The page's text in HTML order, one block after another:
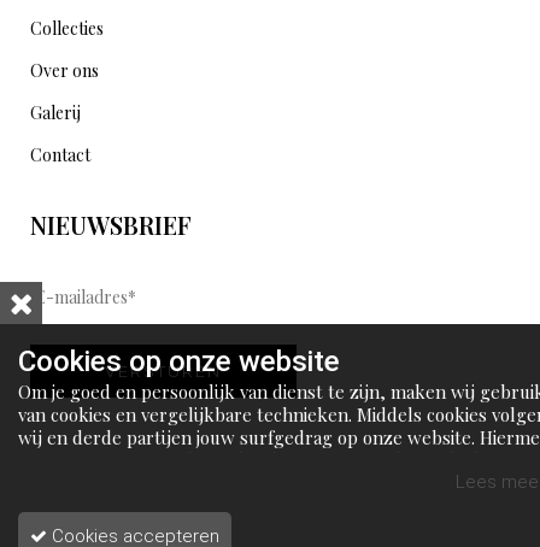
Collecties
Over ons
Galerij
Contact
NIEUWSBRIEF
E
-
m
a
i
l
d
VERSTUREN
Cookies op onze website
Om je goed en persoonlijk van dienst te zijn, maken wij
van cookies en vergelijkbare technieken. Middels cookies
wij en derde partijen jouw surfgedrag op onze website.
Lees
Cookies accepteren